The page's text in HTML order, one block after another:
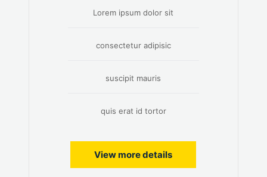
Lorem ipsum dolor sit
consectetur adipisic
suscipit mauris
quis erat id tortor
View more details